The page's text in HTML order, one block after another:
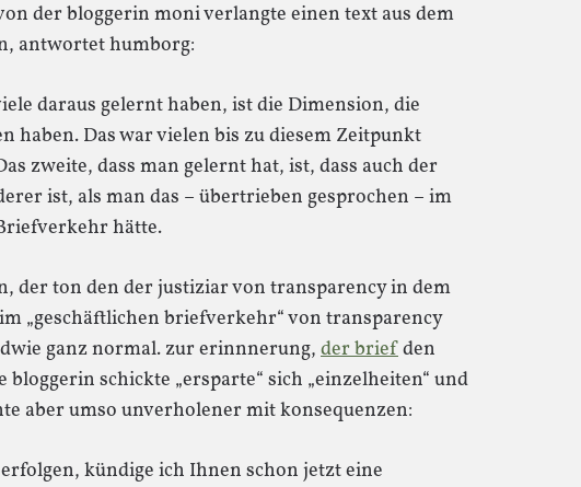
der bloggerin moni verlangte einen text aus dem
antwortet humborg:
daraus gelernt haben, ist die Dimension, die
haben. Das war vielen bis zu diesem Zeitpunkt
zweite, dass man gelernt hat, ist, dass auch der
ist, als man das – übertrieben gesprochen – im
hätte.
der ton den der justiziar von transparency in dem
„geschäftlichen briefverkehr“ von transparency
ganz normal. zur erinnnerung,der briefden
bloggerin schickte „ersparte“ sich „einzelheiten“ und
aber umso unverholener mit konsequenzen:
kündige ich Ihnen schon jetzt eine